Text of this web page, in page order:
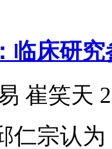
临床研
崔笑天
仁宗认